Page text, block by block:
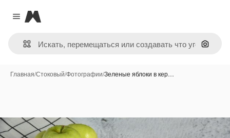
Close menu
Magnific
Поиск
Главная/Стоковый/Фотографии/Зеленые яблоки в кер…